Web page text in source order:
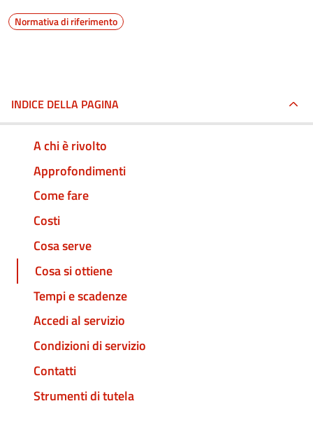
Normativa di riferimento
INDICE DELLA PAGINA
A chi è rivolto
Approfondimenti
Come fare
Costi
Cosa serve
Cosa si ottiene
Tempi e scadenze
Accedi al servizio
Condizioni di servizio
Contatti
Strumenti di tutela